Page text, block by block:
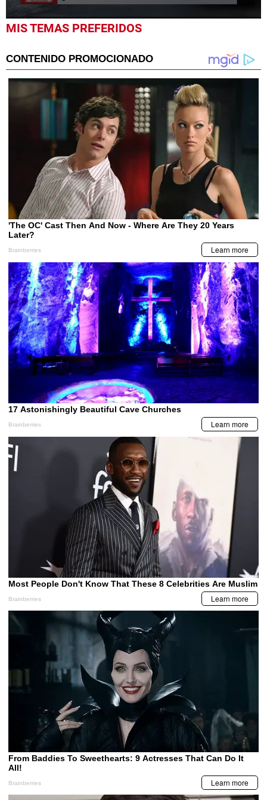
0
seconds
minute,
2
seconds
MIS TEMAS PREFERIDOS